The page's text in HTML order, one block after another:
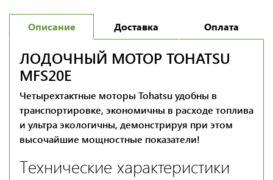
Описание Доставка Оплата
ЛОДОЧНЫЙ МОТОР TOHATSU
MFS20E
Четырехтактные моторы Tohatsu удобны в
транспортировке, экономичны в расходе топлива
и ультра экологичны, демонстрируя при этом
высочайшие мощностные показатели!
Технические характеристики